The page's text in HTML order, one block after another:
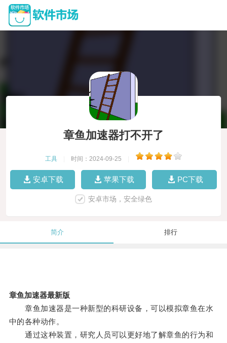
章鱼加速器打不开了
工具 时间：2024-09-25
安卓下载 苹果下载 PC下载
安卓市场，安全绿色
简介 排行
章鱼加速器最新版
章鱼加速器是一种新型的科研设备，可以模拟章鱼在水
中的各种动作。
通过这种装置，研究人员可以更好地了解章鱼的行为和